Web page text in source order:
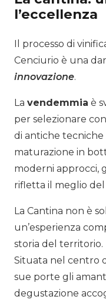
l’eccellenza
Il processo di
Cenciurio è una
innovazione.
La vendemmia è
per selezionare
di antiche
maturazione in
moderni approcci,
rifletta il meglio
La Cantina non è
un’esperienza
storia del territorio.
Situata nel centro
sue porte gli
degustazione